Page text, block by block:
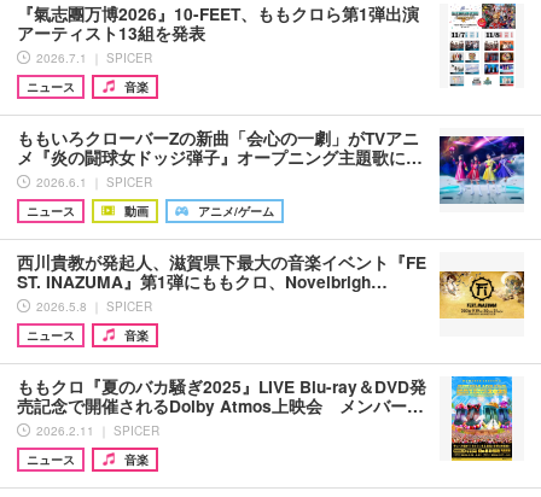
『氣志團万博2026』10-FEET、ももクロら第1弾出演
アーティスト13組を発表
2026.7.1 ｜ SPICER
ニュース
音楽
ももいろクローバーZの新曲「会心の一劇」がTVアニ
メ『炎の闘球女ドッジ弾子』オープニング主題歌に…
2026.6.1 ｜ SPICER
ニュース
動画 アニメ/ゲーム
西川貴教が発起人、滋賀県下最大の音楽イベント『FE
ST. INAZUMA』第1弾にももクロ、Novelbrigh…
2026.5.8 ｜ SPICER
ニュース
音楽
ももクロ『夏のバカ騒ぎ2025』LIVE Blu-ray＆DVD発
売記念で開催されるDolby Atmos上映会 メンバー…
2026.2.11 ｜ SPICER
ニュース
音楽